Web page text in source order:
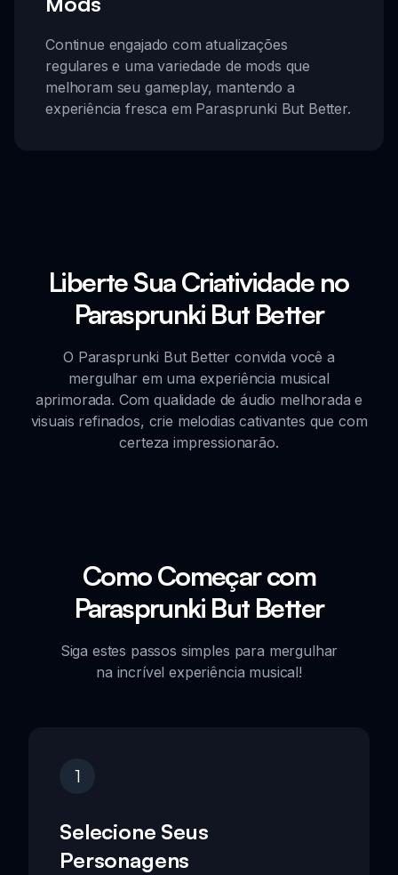
Continue engajado com atualizações
regulares e uma variedade de mods que
melhoram seu gameplay, mantendo a
experiência fresca em Parasprunki But Better.
Liberte Sua Criatividade no
Parasprunki But Better
O Parasprunki But Better convida você a
mergulhar em uma experiência musical
aprimorada. Com qualidade de áudio melhorada e
visuais refinados, crie melodias cativantes que com
certeza impressionarão.
Como Começar com
Parasprunki But Better
Siga estes passos simples para mergulhar
na incrível experiência musical!
1
Selecione Seus
Personagens